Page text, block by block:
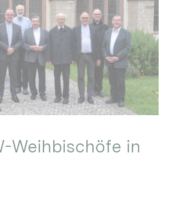
Weihbischöfe in